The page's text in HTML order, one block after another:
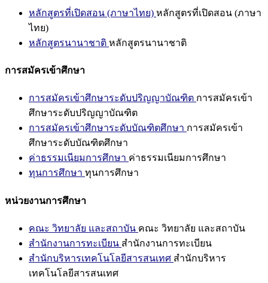
หลักสูตรที่เปิดสอน (ภาษาไทย) หลักสูตรที่เปิดสอน (ภาษา
ไทย)
หลักสูตรนานาชาติ หลักสูตรนานาชาติ
การสมัครเข้าศึกษา
การสมัครเข้าศึกษาระดับปริญญาบัณฑิต การสมัครเข้า
ศึกษาระดับปริญญาบัณฑิต
การสมัครเข้าศึกษาระดับบัณฑิตศึกษา การสมัครเข้า
ศึกษาระดับบัณฑิตศึกษา
ค่าธรรมเนียมการศึกษา ค่าธรรมเนียมการศึกษา
ทุนการศึกษา ทุนการศึกษา
หน่วยงานการศึกษา
คณะ วิทยาลัย และสถาบัน คณะ วิทยาลัย และสถาบัน
สำนักงานการทะเบียน สำนักงานการทะเบียน
สำนักบริหารเทคโนโลยีสารสนเทศ สำนักบริหาร
เทคโนโลยีสารสนเทศ